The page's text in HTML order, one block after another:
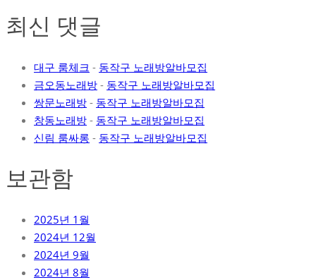
최신 댓글
대구 룸체크 - 동작구 노래방알바모집
금오동노래방 - 동작구 노래방알바모집
쌍문노래방 - 동작구 노래방알바모집
창동노래방 - 동작구 노래방알바모집
신림 룸싸롱 - 동작구 노래방알바모집
보관함
2025년 1월
2024년 12월
2024년 9월
2024년 8월